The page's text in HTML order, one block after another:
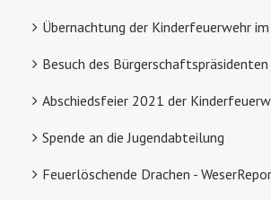
Übernachtung der Kinderfeuerwehr
Besuch des Bürgerschaftspräsidenten
Abschiedsfeier 2021 der
Spende an die Jugendabteilung
Feuerlöschende Drachen -